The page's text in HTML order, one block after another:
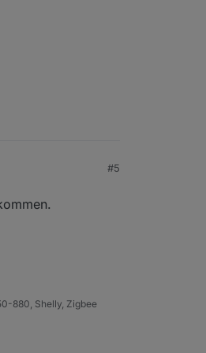
#5
880, Shelly, Zigbee